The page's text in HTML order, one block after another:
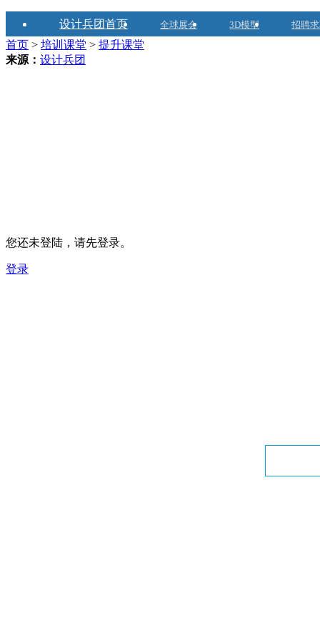
设计兵团首页 全球展会 3D模型 招聘
首页 > 培训课堂 > 提升课堂
来源： 设计兵团
您还未登陆，请先登录。
登录